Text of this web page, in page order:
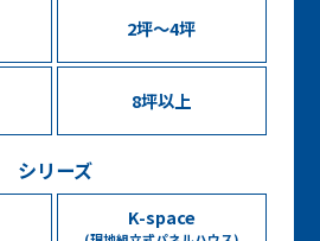
2坪〜4坪
8坪以上
シリーズ
K-space